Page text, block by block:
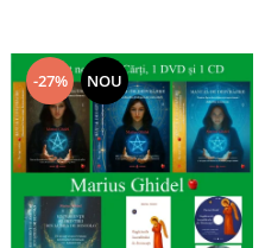
-27% NOU